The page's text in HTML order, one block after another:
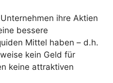
ihre Aktien
bessere
Mittel haben – d.h.
kein Geld für
keine attraktiven